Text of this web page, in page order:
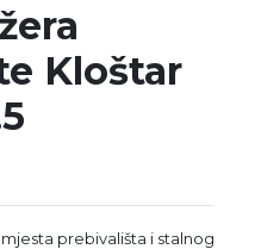
Kloštar
prebivališta i stalnog